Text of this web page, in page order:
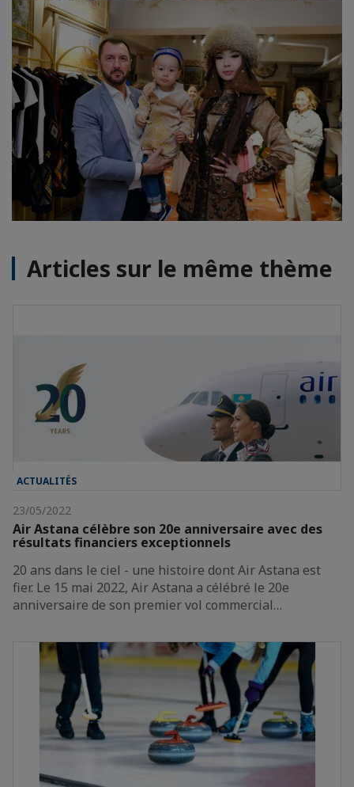
Articles sur le même thème
ACTUALITÉS
23/05/2022
Air Astana célèbre son 20e anniversaire avec des
résultats financiers exceptionnels
20 ans dans le ciel - une histoire dont Air Astana est
fier. Le 15 mai 2022, Air Astana a célébré le 20e
anniversaire de son premier vol commercial…